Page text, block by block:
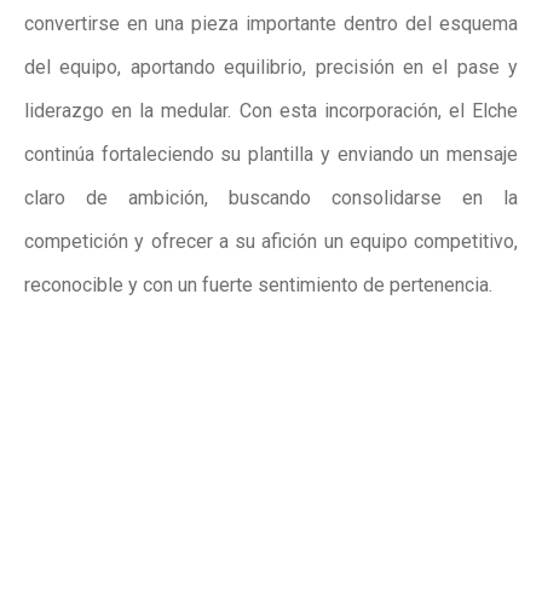
convertirse en una pieza importante dentro del esquema
del equipo, aportando equilibrio, precisión en el pase y
liderazgo en la medular. Con esta incorporación, el Elche
continúa fortaleciendo su plantilla y enviando un mensaje
claro de ambición, buscando consolidarse en la
competición y ofrecer a su afición un equipo competitivo,
reconocible y con un fuerte sentimiento de pertenencia.